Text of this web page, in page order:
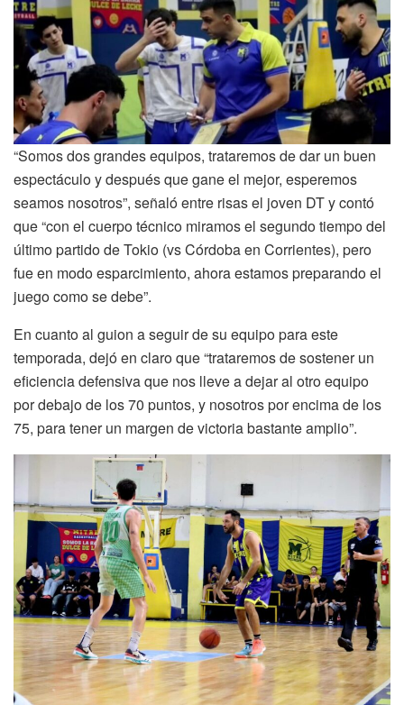
“Somos dos grandes equipos, trataremos de dar un buen
espectáculo y después que gane el mejor, esperemos
seamos nosotros”, señaló entre risas el joven DT y contó
que “con el cuerpo técnico miramos el segundo tiempo del
último partido de Tokio (vs Córdoba en Corrientes), pero
fue en modo esparcimiento, ahora estamos preparando el
juego como se debe”.
En cuanto al guion a seguir de su equipo para este
temporada, dejó en claro que “trataremos de sostener un
eficiencia defensiva que nos lleve a dejar al otro equipo
por debajo de los 70 puntos, y nosotros por encima de los
75, para tener un margen de victoria bastante amplio”.